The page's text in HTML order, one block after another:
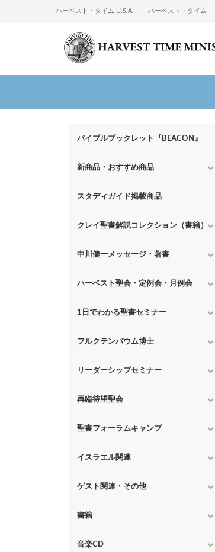
ハーベスト・タイム U.S.A. ハーベスト・タイム
バイブルブックレット『BEACON』
新商品・おすすめ商品
スタディガイド掲載商品
クレイ聖書解説コレクション（書籍）
中川健一メッセージ・著書
ハーベスト聖会・定例会・月例会
1日でわかる聖書セミナー
フルクテンバウム博士
リーダーシップセミナー
再臨待望聖会
聖書フォーラムキャンプ
イスラエル関連
ゲスト関連・その他
書籍
音楽CD